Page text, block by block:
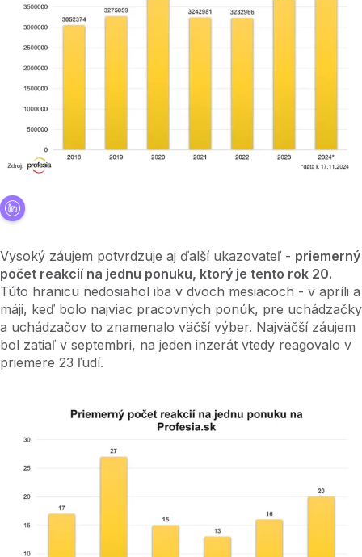
Vysoký záujem potvrdzuje aj ďalší ukazovateľ - priemerný
počet reakcií na jednu ponuku, ktorý je tento rok 20.
Túto hranicu nedosiahol iba v dvoch mesiacoch - v apríli a
máji, keď bolo najviac pracovných ponúk, pre uchádzačky
a uchádzačov to znamenalo väčší výber. Najväčší záujem
bol zatiaľ v septembri, na jeden inzerát vtedy reagovalo v
priemere 23 ľudí.